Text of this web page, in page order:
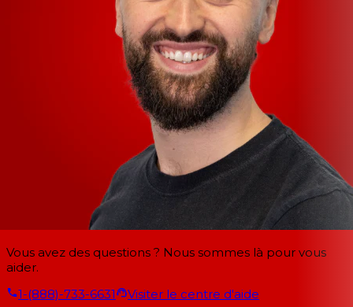
Vous avez des questions ? Nous sommes là pour vous
aider.
1-(888)-733-6631
Visiter le centre d'aide